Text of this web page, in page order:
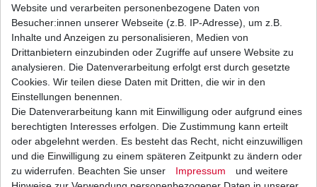
empfiehlttommotec.deaus langjähriger Erfahrung
grundsätzlich
super verstärkte Ketten (D.I.DZVM-Serie ) zu
verwenden,
statt verstärkte oder extra verstärkte.
Höhere Haltbarkeit, weniger Wartungsintervalle,
maximale Sicherheit,
besseres Preis / Leistungsverhältnis
und damit Sie auch Spass am Fahren haben.
Kettenhersteller*:
RK
Website und verarbeiten personenbezogene Daten von
Besucher:innen unserer Webseite (z.B. IP-Adresse), um z.B.
Inhalte und Anzeigen zu personalisieren, Medien von
Drittanbietern einzubinden oder Zugriffe auf unsere Website zu
analysieren. Die Datenverarbeitung erfolgt erst durch gesetzte
Cookies. Wir teilen diese Daten mit Dritten, die wir in den
Einstellungen benennen.
Die Datenverarbeitung kann mit Einwilligung oder aufgrund eines
berechtigten Interesses erfolgen. Die Zustimmung kann erteilt
oder abgelehnt werden. Es besteht das Recht, nicht einzuwilligen
und die Einwilligung zu einem späteren Zeitpunkt zu ändern oder
zu widerrufen. Beachten Sie unser
Impressum
und weitere